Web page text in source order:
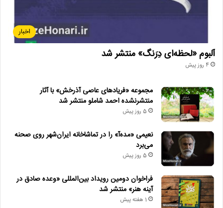
اخبار
آلبوم «لحظه‌ای دِرَنگ» منتشر شد
4 روز پیش
مجموعه «فریادهای عاصی آذرخش» با آثار
منتشرنشده احمد شاملو منتشر شد
5 روز پیش
نعیمی «مده‌آ» را در تماشاخانه ایران‌شهر روی صحنه
می‌برد
5 روز پیش
فراخوان دومین رویداد بین‌المللی «وعده صادق در
آینه هنر» منتشر شد
1 هفته پیش